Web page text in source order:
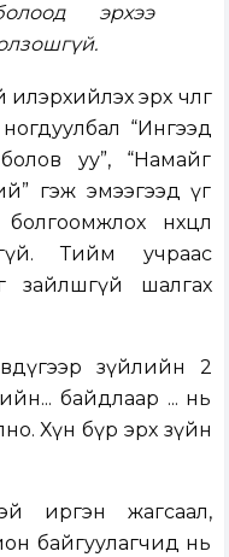
эрхээ
эрх чөлөөг
“Ингээд
уу”, “Намайг
гэж эмээгээд үг
нөхцөл
Тийм учраас
зайлшгүй шалгах
зүйлийн 2
байдлаар ... нь
Хүн бүр эрх зүйн
иргэн жагсаал,
байгуулагчид нь